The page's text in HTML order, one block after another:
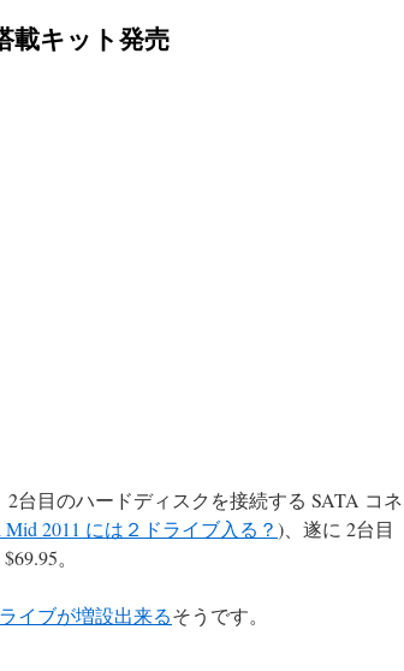
載キット発売
台目のハードディスクを接続する SATA コネ
Mid 2011 には２ドライブ入る？)、遂に 2台目
。
イブが増設出来るそうです。